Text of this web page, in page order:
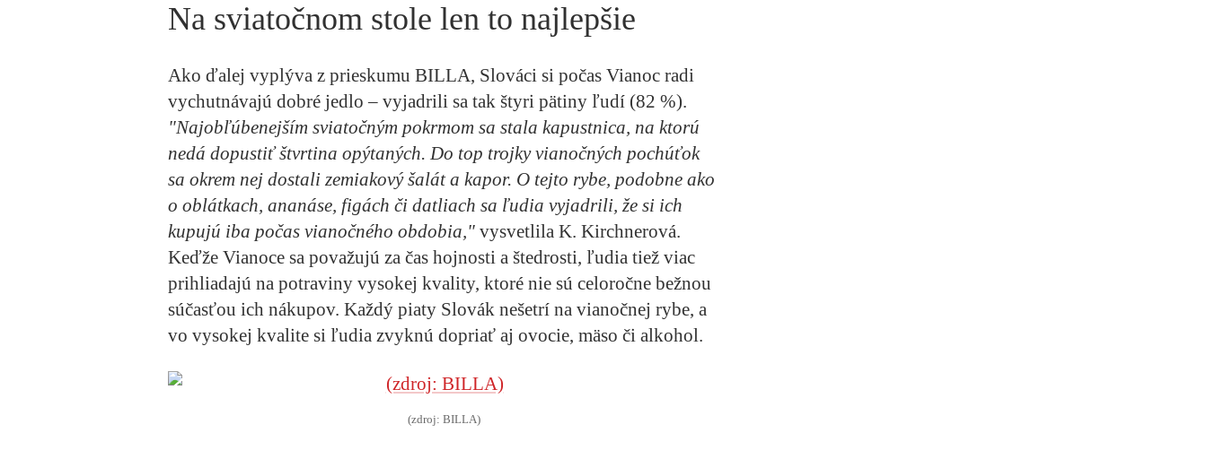
Na sviatočnom stole len to najlepšie
Ako ďalej vyplýva z prieskumu BILLA, Slováci si počas Vianoc radi
vychutnávajú dobré jedlo – vyjadrili sa tak štyri pätiny ľudí (82 %).
"Najobľúbenejším sviatočným pokrmom sa stala kapustnica, na ktorú
nedá dopustiť štvrtina opýtaných. Do top trojky vianočných pochúťok
sa okrem nej dostali zemiakový šalát a kapor. O tejto rybe, podobne ako
o oblátkach, ananáse, figách či datliach sa ľudia vyjadrili, že si ich
kupujú iba počas vianočného obdobia," vysvetlila K. Kirchnerová.
Keďže Vianoce sa považujú za čas hojnosti a štedrosti, ľudia tiež viac
prihliadajú na potraviny vysokej kvality, ktoré nie sú celoročne bežnou
súčasťou ich nákupov. Každý piaty Slovák nešetrí na vianočnej rybe, a
vo vysokej kvalite si ľudia zvyknú dopriať aj ovocie, mäso či alkohol.
(zdroj: BILLA)